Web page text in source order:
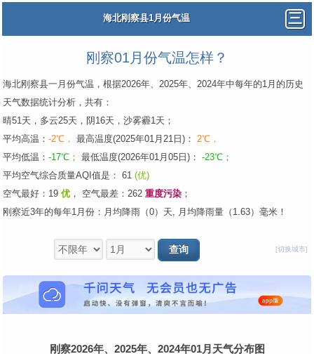
海北刚察县1月份气温
刚察01月份气温怎样？
海北刚察县一月份气温，根据2026年、2025年、2024年中每年的1月的历史
天气数据统计分析，共有：
晴51天，多云25天，阴16天，沙雾霾1天；
平均高温： -2℃， 最高温度(2025年01月21日)： 2℃，
平均低温： -17℃； 最低温度(2026年01月05日)： -23℃；
平均空气综合质量AQI值是： 61 (优)
空气最好：19 优 ， 空气最差：262 重度污染 ；
刚察近3年的每年1月份：月均降雨（0）天, 月均降雨量（1.63）毫米！
[切换城市]
刚察2026年、2025年、2024年01月天气分布图